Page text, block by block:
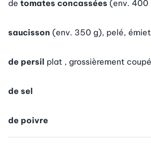
de tomates concassées (env. 400
saucisson (env. 350 g), pelé,
de persil plat , grossièrement coupé
de sel
de poivre